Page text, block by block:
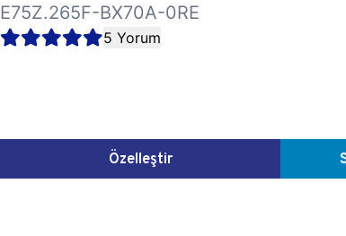
E75Z.265F-BX70A-0RE
5 Yorum
Özelleştir